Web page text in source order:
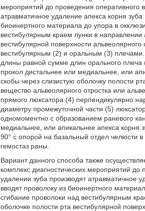
мероприятий до проведения оперативного
атравматичное удаление апекса корня
биоинертного материала до упора в
вестибулярным краем лунки в направлении
вестибулярной поверхности
вестибулярным (2) и оральным (3) плечами.
длины равной сумме длин орального
прокол дистальнее или медиальнее, или
скобы через слизистую оболочку полости
вещество альвеолярного отростка или
прямого люксатора (4) перпендикулярно
диаметру промежуточной части (5)
одномоментно с образованием раневого
медиальнее, или апикальнее апекса корня
90° с опорой на базальный отдел челюсти
гемостаз раны.
Вариант данного способа также
комплекс диагностических мероприятий
удалении зуба производят атравматичное
вводят проволоку из биоинертного
сгибание проволоки над вестибулярным
оболочке полости рта вестибулярной